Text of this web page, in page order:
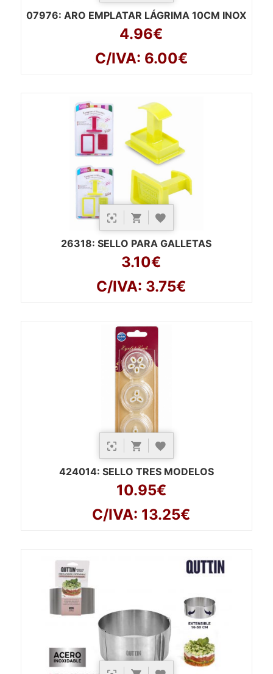
07976: ARO EMPLATAR LÁGRIMA 10CM INOX
4.96€
C/IVA: 6.00€
26318: SELLO PARA GALLETAS
3.10€
C/IVA: 3.75€
424014: SELLO TRES MODELOS
10.95€
C/IVA: 13.25€